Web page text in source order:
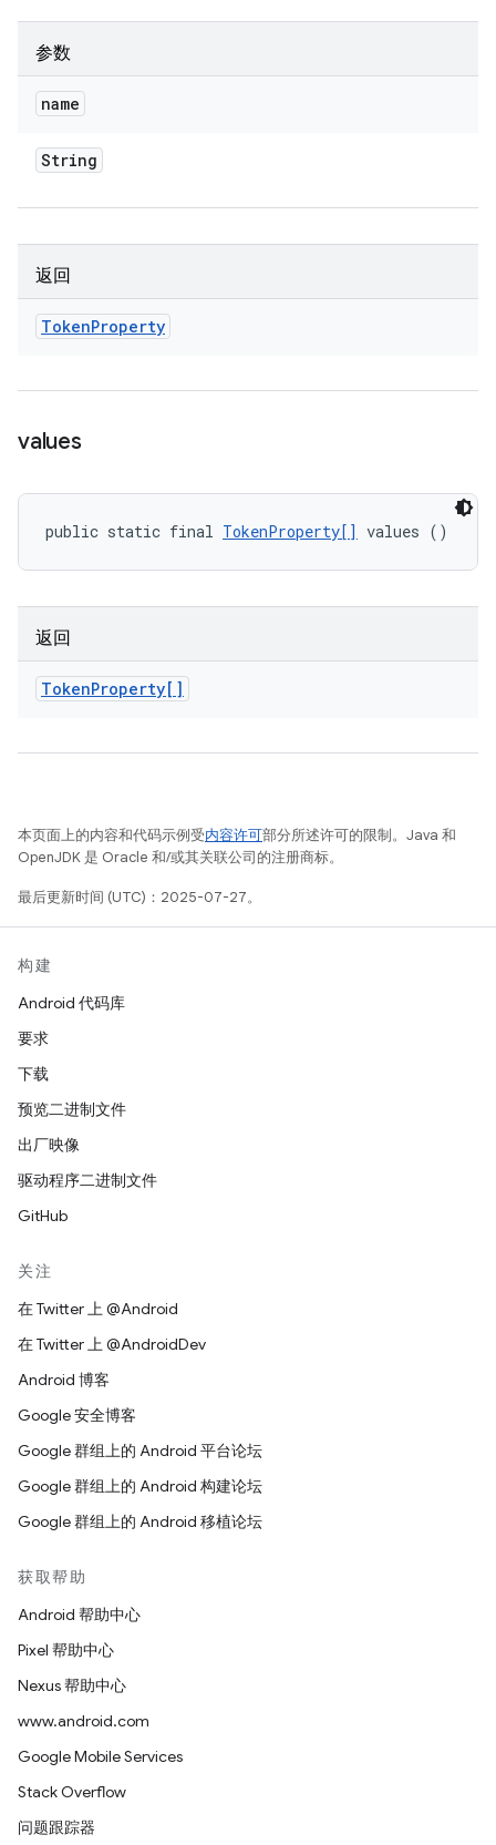
参数
name
String
返回
TokenProperty
values
public static final TokenProperty[] values ()
返回
TokenProperty[]
本页面上的内容和代码示例受内容许可部分所述许可的限制。Java 和
OpenJDK 是 Oracle 和/或其关联公司的注册商标。
最后更新时间 (UTC)：2025-07-27。
构建
Android 代码库
要求
下载
预览二进制文件
出厂映像
驱动程序二进制文件
GitHub
关注
在 Twitter 上 @Android
在 Twitter 上 @AndroidDev
Android 博客
Google 安全博客
Google 群组上的 Android 平台论坛
Google 群组上的 Android 构建论坛
Google 群组上的 Android 移植论坛
获取帮助
Android 帮助中心
Pixel 帮助中心
Nexus 帮助中心
www.android.com
Google Mobile Services
Stack Overflow
问题跟踪器